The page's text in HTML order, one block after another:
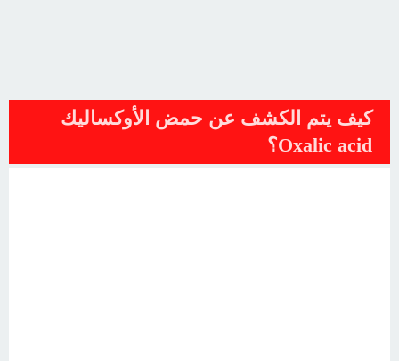
كيف يتم الكشف عن حمض الأوكساليك
Oxalic acid؟